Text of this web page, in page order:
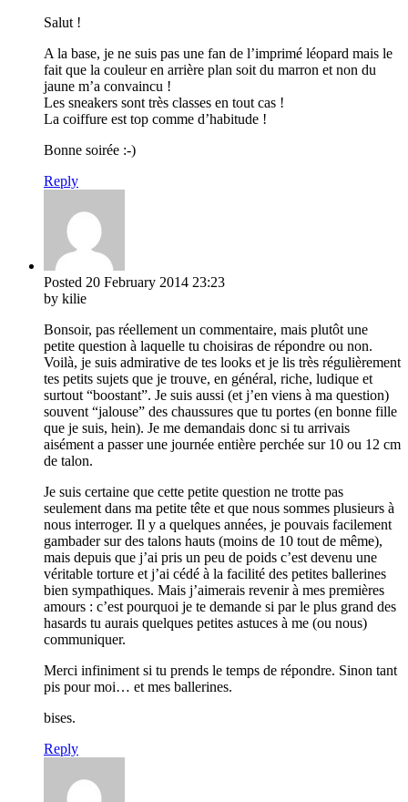
Salut !
A la base, je ne suis pas une fan de l’imprimé léopard mais le
fait que la couleur en arrière plan soit du marron et non du
jaune m’a convaincu !
Les sneakers sont très classes en tout cas !
La coiffure est top comme d’habitude !
Bonne soirée :-)
Reply
Posted 20 February 2014 23:23
by kilie
Bonsoir, pas réellement un commentaire, mais plutôt une
petite question à laquelle tu choisiras de répondre ou non.
Voilà, je suis admirative de tes looks et je lis très régulièrement
tes petits sujets que je trouve, en général, riche, ludique et
surtout “boostant”. Je suis aussi (et j’en viens à ma question)
souvent “jalouse” des chaussures que tu portes (en bonne fille
que je suis, hein). Je me demandais donc si tu arrivais
aisément a passer une journée entière perchée sur 10 ou 12 cm
de talon.
Je suis certaine que cette petite question ne trotte pas
seulement dans ma petite tête et que nous sommes plusieurs à
nous interroger. Il y a quelques années, je pouvais facilement
gambader sur des talons hauts (moins de 10 tout de même),
mais depuis que j’ai pris un peu de poids c’est devenu une
véritable torture et j’ai cédé à la facilité des petites ballerines
bien sympathiques. Mais j’aimerais revenir à mes premières
amours : c’est pourquoi je te demande si par le plus grand des
hasards tu aurais quelques petites astuces à me (ou nous)
communiquer.
Merci infiniment si tu prends le temps de répondre. Sinon tant
pis pour moi… et mes ballerines.
bises.
Reply